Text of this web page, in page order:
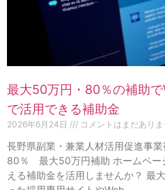
最大50万円・80％の補助
で活用できる補助金
2026年6月24日 コメントはまだあり
長野県副業・兼業人材活用促進事
80％ 最大50万円補助 ホームペー
える補助金を活用しませんか？ 最